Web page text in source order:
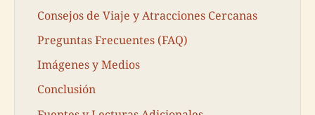
Consejos de Viaje y Atracciones Cercanas
Preguntas Frecuentes (FAQ)
Imágenes y Medios
Conclusión